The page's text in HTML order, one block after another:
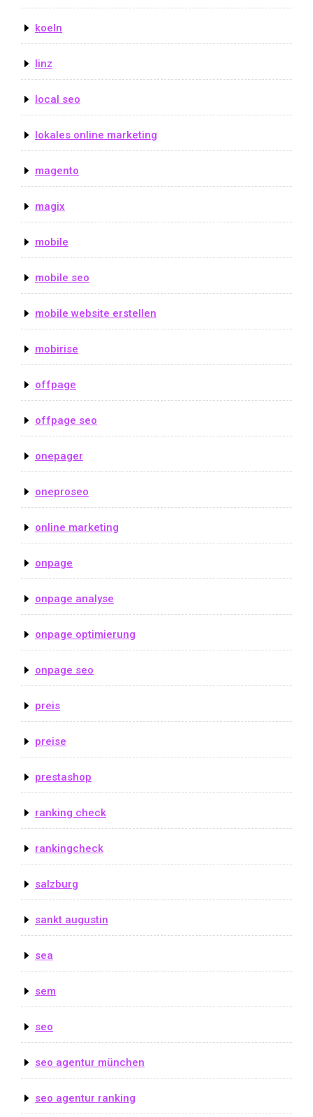
koeln
linz
local seo
lokales online marketing
magento
magix
mobile
mobile seo
mobile website erstellen
mobirise
offpage
offpage seo
onepager
oneproseo
online marketing
onpage
onpage analyse
onpage optimierung
onpage seo
preis
preise
prestashop
ranking check
rankingcheck
salzburg
sankt augustin
sea
sem
seo
seo agentur münchen
seo agentur ranking